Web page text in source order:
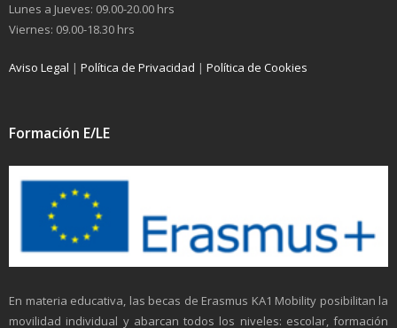
Lunes a Jueves: 09.00-20.00 hrs
Viernes: 09.00-18.30 hrs
Aviso Legal | Política de Privacidad | Política de Cookies
Formación E/LE
En materia educativa, las becas de Erasmus KA1 Mobility posibilitan la
movilidad individual y abarcan todos los niveles: escolar, formación